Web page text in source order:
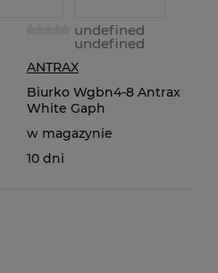
undefined
undefined
ANTRAX
Biurko Wgbn4-8 Antrax
White Gaph
w magazynie
10 dni